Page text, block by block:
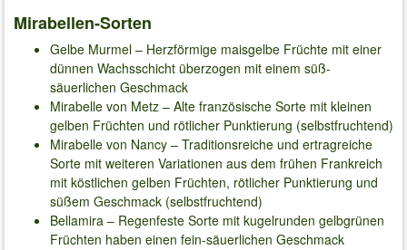
Mirabellen-Sorten
Gelbe Murmel – Herzförmige maisgelbe Früchte mit einer
dünnen Wachsschicht überzogen mit einem süß-
säuerlichen Geschmack
Mirabelle von Metz – Alte französische Sorte mit kleinen
gelben Früchten und rötlicher Punktierung (selbstfruchtend)
Mirabelle von Nancy – Traditionsreiche und ertragreiche
Sorte mit weiteren Variationen aus dem frühen Frankreich
mit köstlichen gelben Früchten, rötlicher Punktierung und
süßem Geschmack (selbstfruchtend)
Bellamira – Regenfeste Sorte mit kugelrunden gelbgrünen
Früchten haben einen fein-säuerlichen Geschmack